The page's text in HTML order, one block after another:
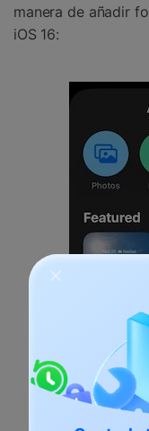
manera de añadir
iOS 16: